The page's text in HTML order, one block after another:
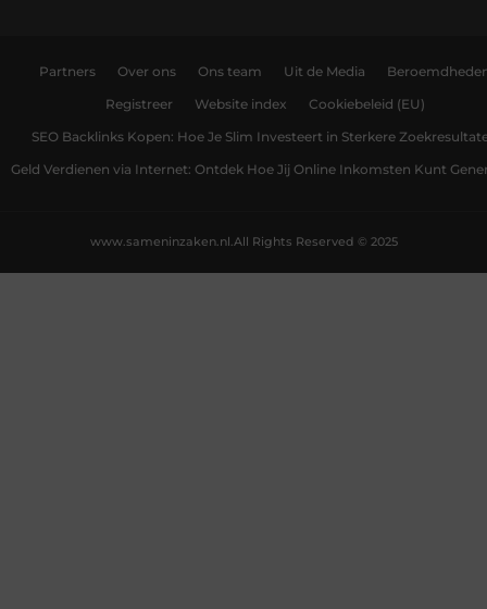
Partners Over ons Ons team Uit de Media
Registreer Website index Cookiebeleid (EU)
SEO Backlinks Kopen: Hoe Je Slim Investeert in Sterkere
Geld Verdienen via Internet: Ontdek Hoe Jij Online Inkomsten Kunt
All Rights Reserved © 2025
www.sameninzaken.nl.